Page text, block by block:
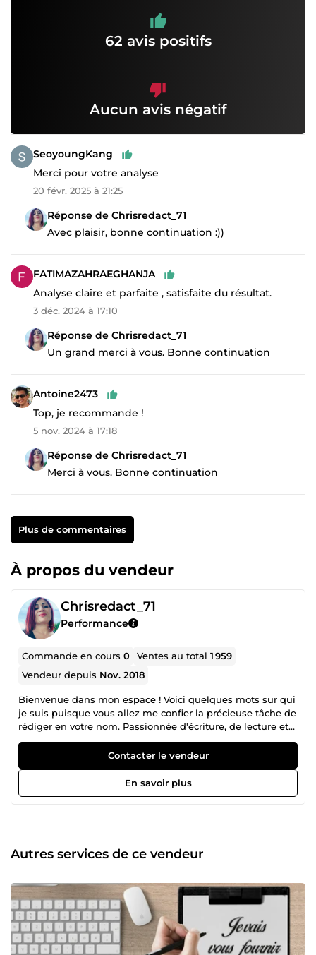
62 avis positifs
Aucun avis négatif
SeoyoungKang
Merci pour votre analyse
20 févr. 2025 à 21:25
Réponse de Chrisredact_71
Avec plaisir, bonne continuation :))
FATIMAZAHRAEGHANJA
Analyse claire et parfaite , satisfaite du résultat.
3 déc. 2024 à 17:10
Réponse de Chrisredact_71
Un grand merci à vous. Bonne continuation
Antoine2473
Top, je recommande !
5 nov. 2024 à 17:18
Réponse de Chrisredact_71
Merci à vous. Bonne continuation
Plus de commentaires
À propos du vendeur
Chrisredact_71
Performance
Commande en cours0 Ventes au total1 959
Vendeur depuis Nov. 2018
Bienvenue dans mon espace ! Voici quelques mots sur qui
je suis puisque vous allez me confier la précieuse tâche de
rédiger en votre nom. Passionnée d'écriture, de lecture et
folle de voyages, j'aime apprendre, découvrir et
comprendre. Je m'intéresse à tout. Rapide, dynamique et
un brin altruiste, je vous offre mes services pour tous
travaux de rédaction de lettres. J'ai une formation littéraire,
linguistique et commerciale. A votre service, je suis là pour
réaliser une lettre personnalisée ou un CV, il faut bien
évidemment, un minimum d'informations pertinentes et
Contacter le vendeur
En savoir plus
Autres services de ce vendeur